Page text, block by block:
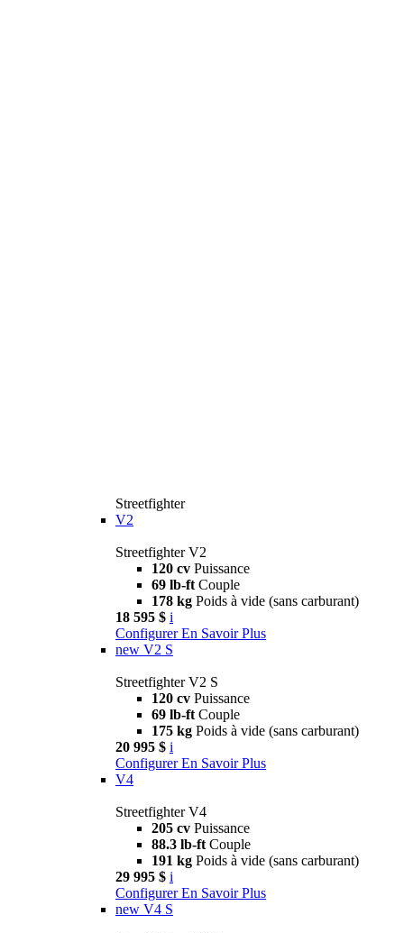
Streetfighter
V2
Streetfighter V2
120 cv Puissance
69 lb-ft Couple
178 kg Poids à vide (sans carburant)
18 595 $ i
Configurer En Savoir Plus
new V2 S
Streetfighter V2 S
120 cv Puissance
69 lb-ft Couple
175 kg Poids à vide (sans carburant)
20 995 $ i
Configurer En Savoir Plus
V4
Streetfighter V4
205 cv Puissance
88.3 lb-ft Couple
191 kg Poids à vide (sans carburant)
29 995 $ i
Configurer En Savoir Plus
new V4 S